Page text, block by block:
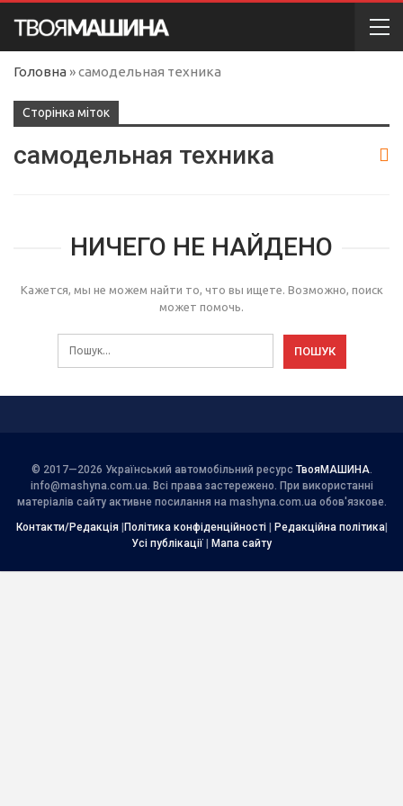
Головна »самодельная техника
Сторінка міток
самодельная техника
НИЧЕГО НЕ НАЙДЕНО
Кажется, мы не можем найти то, что вы ищете. Возможно, поиск
может помочь.
© 2017—2026 Український автомобільний ресурс ТвояМАШИНА.
info@mashyna.com.ua . Всі права застережено. При використанні
матеріалів сайту активне посилання на mashyna.com.ua обов'язкове.
Контакти/Редакція|Політика конфіденційності| Редакційна політика|
Усі публікації | Мапа сайту